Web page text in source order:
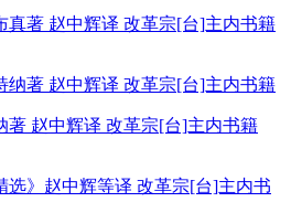
真著 赵中辉译 改革宗[台]主内书籍
著 赵中辉译 改革宗[台]主内书籍